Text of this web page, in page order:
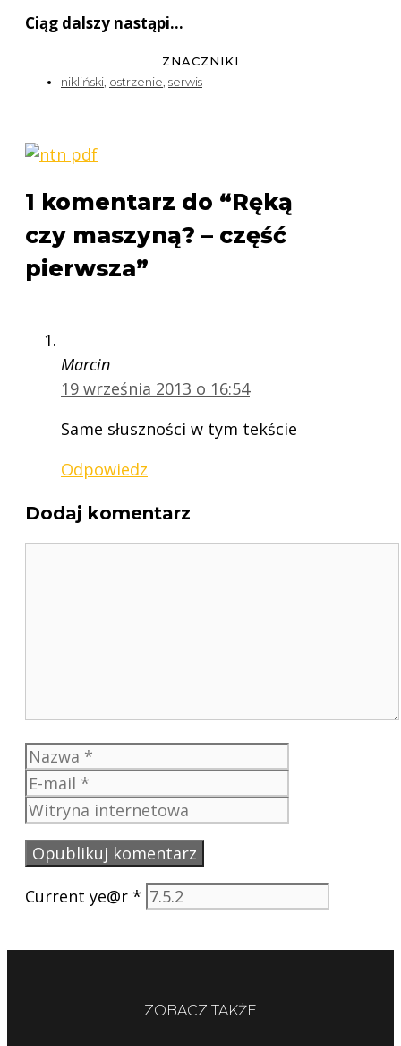
Ciąg dalszy nastąpi…
ZNACZNIKI
nikliński ostrzenie serwis
1 komentarz do “Ręką
czy maszyną? – część
pierwsza”
Marcin
19 września 2013 o 16:54
Same słuszności w tym tekście
Odpowiedz
Dodaj komentarz
Nazwa
mail
internetowa
Current ye@r *
ZOBACZ TAKŻE